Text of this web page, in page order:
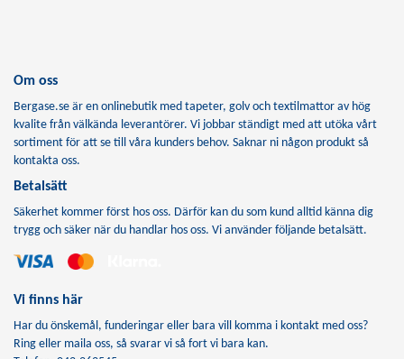
Om oss
Bergase.se är en onlinebutik med tapeter, golv och textilmattor av hög
kvalite från välkända leverantörer. Vi jobbar ständigt med att utöka vårt
sortiment för att se till våra kunders behov. Saknar ni någon produkt så
kontakta oss.
Betalsätt
Säkerhet kommer först hos oss. Därför kan du som kund alltid känna dig
trygg och säker när du handlar hos oss. Vi använder följande betalsätt.
Vi finns här
Har du önskemål, funderingar eller bara vill komma i kontakt med oss?
Ring eller maila oss, så svarar vi så fort vi bara kan.